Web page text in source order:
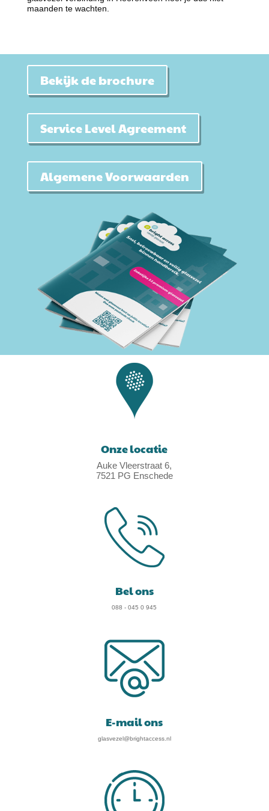
maanden te wachten.
Bekijk de brochure
Service Level Agreement
Algemene Voorwaarden
Onze locatie
Auke Vleerstraat 6,
7521 PG Enschede
Bel ons
088 - 045 0 945
E-mail ons
glasvezel@brightaccess.nl